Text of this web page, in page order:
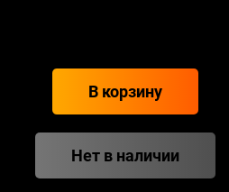
В корзину
Нет в наличии